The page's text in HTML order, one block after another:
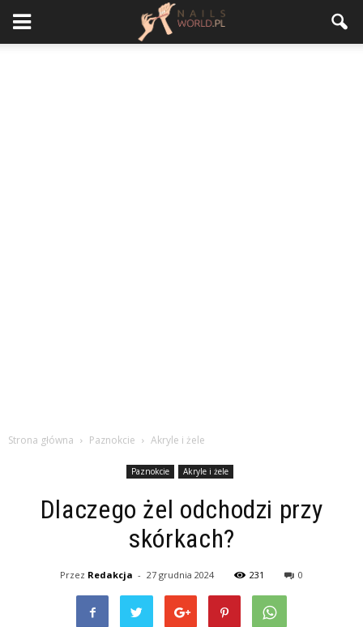
Strona główna Paznokcie Akryle i żele
Paznokcie Akryle i żele
Dlaczego żel odchodzi przy
skórkach?
Przez Redakcja - 27 grudnia 2024 231 0